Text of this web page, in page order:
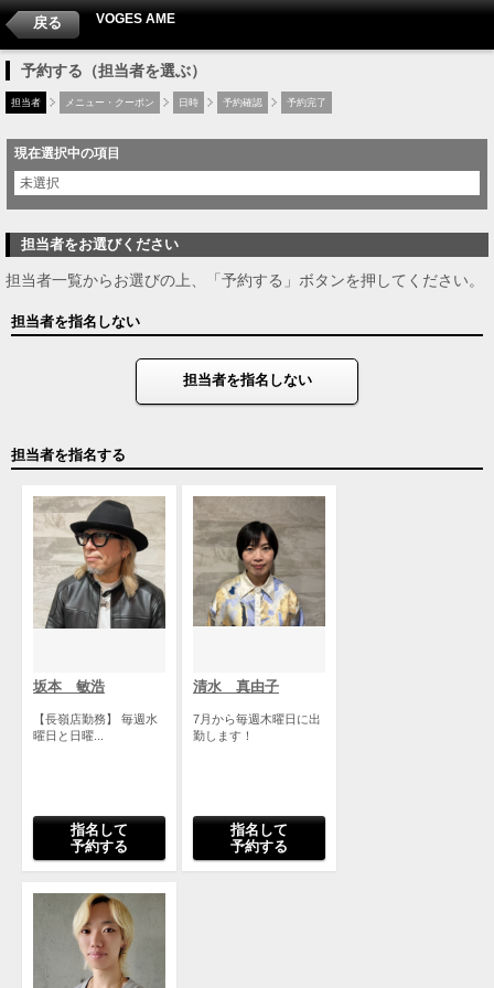
戻る VOGES AME
予約する（担当者を選ぶ）
担当者 メニュー・クーポン 日時 予約確認 予約完了
現在選択中の項目
未選択
担当者をお選びください
担当者一覧からお選びの上、「予約する」ボタンを押してください。
担当者を指名しない
担当者を指名しない
担当者を指名する
坂本 敏浩
【長嶺店勤務】 毎週水
曜日と日曜...
指名して
予約する
清水 真由子
7月から毎週木曜日に出
勤します！
指名して
予約する